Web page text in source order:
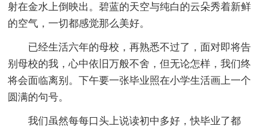
射在金水上倒映出。碧蓝的天空与纯白的云朵秀着新鲜
的空气，一切都感觉那么美好。
已经生活六年的母校，再熟悉不过了，面对即将告
别母校的我，心中依旧万般不舍，但无论怎样，我们终
将会面临离别。下午要一张毕业照在小学生活画上一个
圆满的句号。
我们虽然每每口头上说读初中多好，快毕业了都